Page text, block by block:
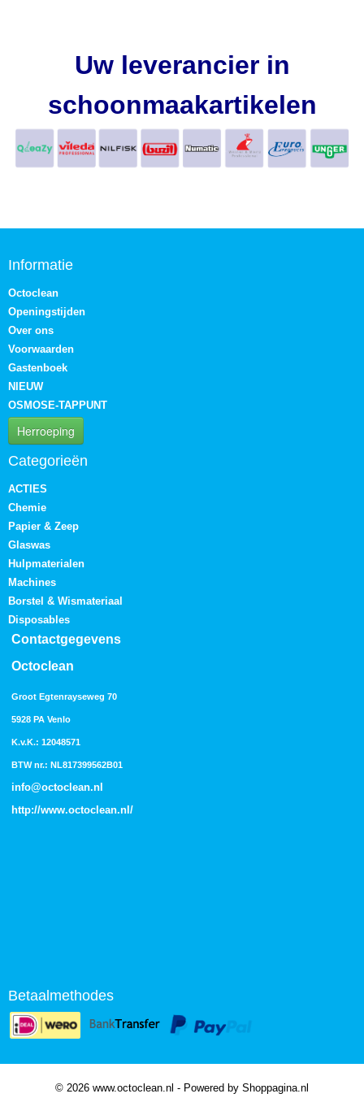
Uw leverancier in
schoonmaakartikelen
Informatie
Octoclean
Openingstijden
Over ons
Voorwaarden
Gastenboek
NIEUW
OSMOSE-TAPPUNT
Herroeping
Categorieën
ACTIES
Chemie
Papier & Zeep
Glaswas
Hulpmaterialen
Machines
Borstel & Wismateriaal
Disposables
Contactgegevens
Octoclean
Groot Egtenrayseweg 70
5928 PA Venlo
K.v.K.: 12048571
BTW nr.: NL817399562B01
info@octoclean.nl
http://www.octoclean.nl /
Betaalmethodes
© 2026 www.octoclean.nl - Powered by Shoppagina.nl